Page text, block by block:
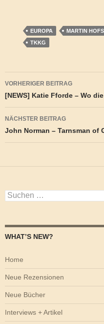
EUROPA MARTIN
TKKG
VORHERIGER BEITRAG
[NEWS] Katie Fforde – Wo
NÄCHSTER BEITRAG
John Norman – Tarnsman of
Suchen
nach:
WHAT’S NEW?
Home
Neue Rezensionen
Neue Bücher
Interviews + Artikel